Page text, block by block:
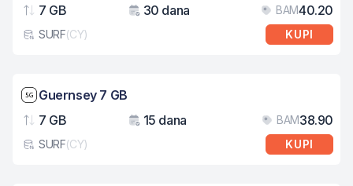
Podaci
7 GB
Važenje
30 dana BAM40.20
Tip eSIM kartice
SURF(CY) KUPI
Brzina mreže: 5G
Guernsey 7 GB
Podaci
7 GB
Važenje
15 dana BAM38.90
Tip eSIM kartice
SURF(CY) KUPI